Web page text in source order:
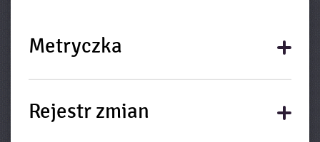
Metryczka
Metryczka
Rejestr zmian
Rejestr zmian